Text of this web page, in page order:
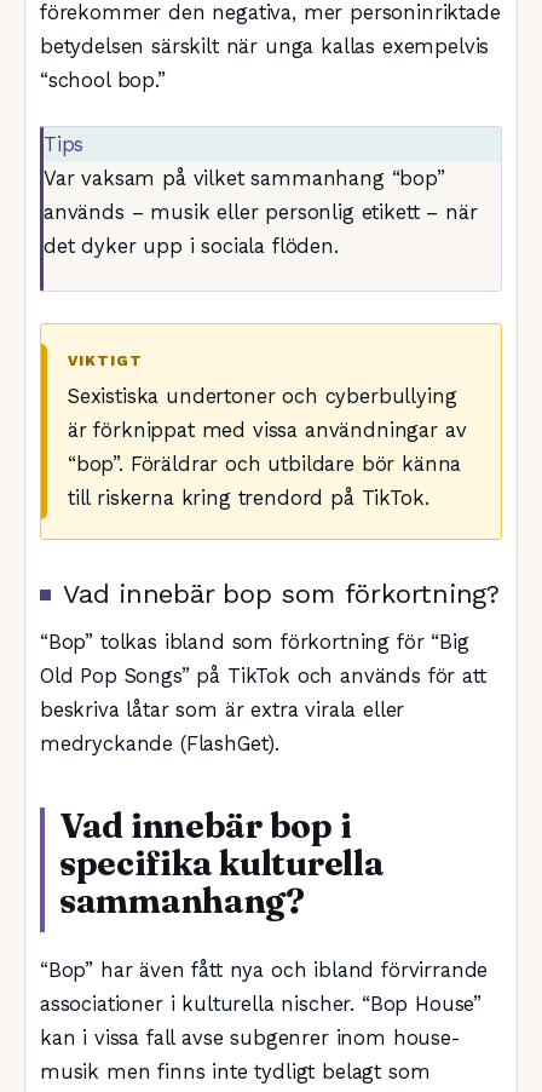
förekommer den negativa, mer personinriktade
betydelsen särskilt när unga kallas exempelvis
“school bop.”
Tips
Var vaksam på vilket sammanhang “bop”
används – musik eller personlig etikett – när
det dyker upp i sociala flöden.
VIKTIGT
Sexistiska undertoner och cyberbullying
är förknippat med vissa användningar av
“bop”. Föräldrar och utbildare bör känna
till riskerna kring trendord på TikTok.
Vad innebär bop som förkortning?
“Bop” tolkas ibland som förkortning för “Big
Old Pop Songs” på TikTok och används för att
beskriva låtar som är extra virala eller
medryckande (FlashGet).
Vad innebär bop i
specifika kulturella
sammanhang?
“Bop” har även fått nya och ibland förvirrande
associationer i kulturella nischer. “Bop House”
kan i vissa fall avse subgenrer inom house-
musik men finns inte tydligt belagt som